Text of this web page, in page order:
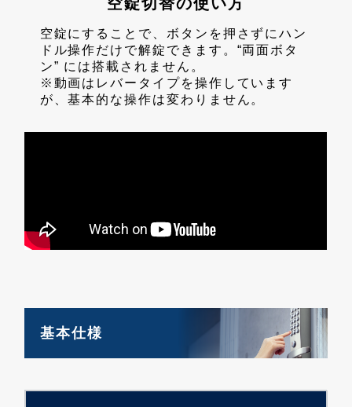
空錠にすることで、ボタンを押さずにハン
ドル操作だけで解錠できます。“両面ボタ
ン” には搭載されません。
※動画はレバータイプを操作しています
が、基本的な操作は変わりません。
基本仕様